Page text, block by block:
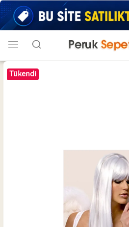
Tükendi